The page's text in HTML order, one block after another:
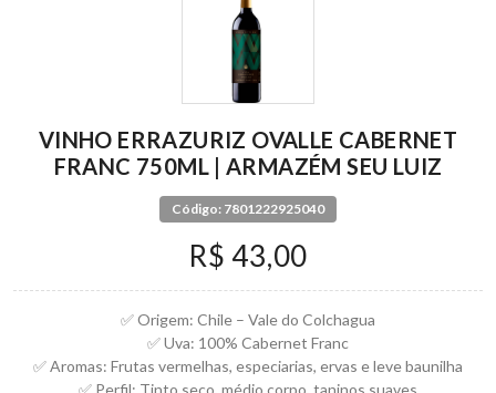
VINHO ERRAZURIZ OVALLE CABERNET
FRANC 750ML | ARMAZÉM SEU LUIZ
Código: 7801222925040
R$ 43,00
✅ Origem: Chile – Vale do Colchagua
✅ Uva: 100% Cabernet Franc
✅ Aromas: Frutas vermelhas, especiarias, ervas e leve baunilha